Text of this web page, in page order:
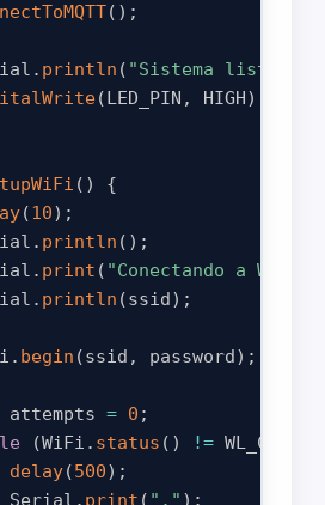
( ) ;
. println ( "Sistema listo
(LED_PIN , HIGH)
( )
{
(10) ;
. println ( ) ;
. print ( "Conectando a WiFi:
. println (ssid) ;
. begin (ssid , password) ;
attempts = 0 ;
(WiFi . status ( ) !=
delay(500) ;
Serial
. print ( "." ) ;